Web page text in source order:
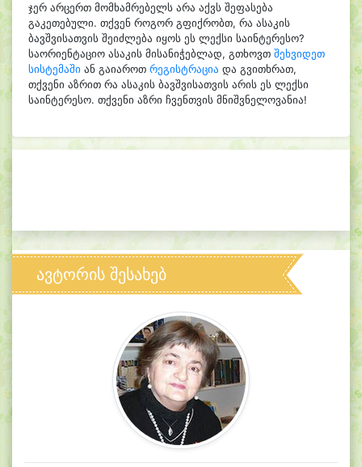
ჯერ არცერთ მომხამრებელს არა აქვს შეფასება
გაკეთებული. თქვენ როგორ გფიქრობთ, რა ასაკის
ბავშვისათვის შეიძლება იყოს ეს ლექსი საინტერესო?
საორიენტაციო ასაკის მისანიჭებლად, გთხოვთ შეხვიდეთ
სისტემაში ან გაიაროთ რეგისტრაცია და გვითხრათ,
თქვენი აზრით რა ასაკის ბავშვისათვის არის ეს ლექსი
საინტერესო. თქვენი აზრი ჩვენთვის მნიშვნელოვანია!
ავტორის შესახებ